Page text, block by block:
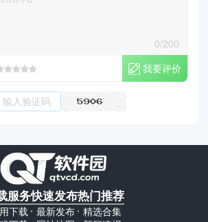
0/200
我要评价
服务
下载
快速发布
最新发布
热门推荐
精选合集